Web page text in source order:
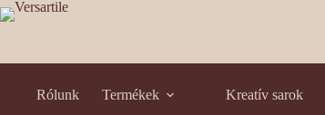
Skip
to
Rólunk Termékek Kreatív sarok